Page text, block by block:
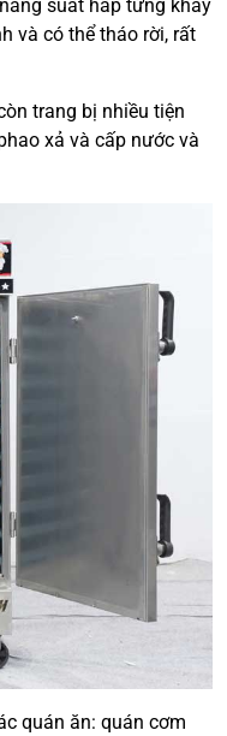
suất hấp từng khay
và có thể tháo rời, rất
trang bị nhiều tiện
xả và cấp nước và
quán ăn: quán cơm